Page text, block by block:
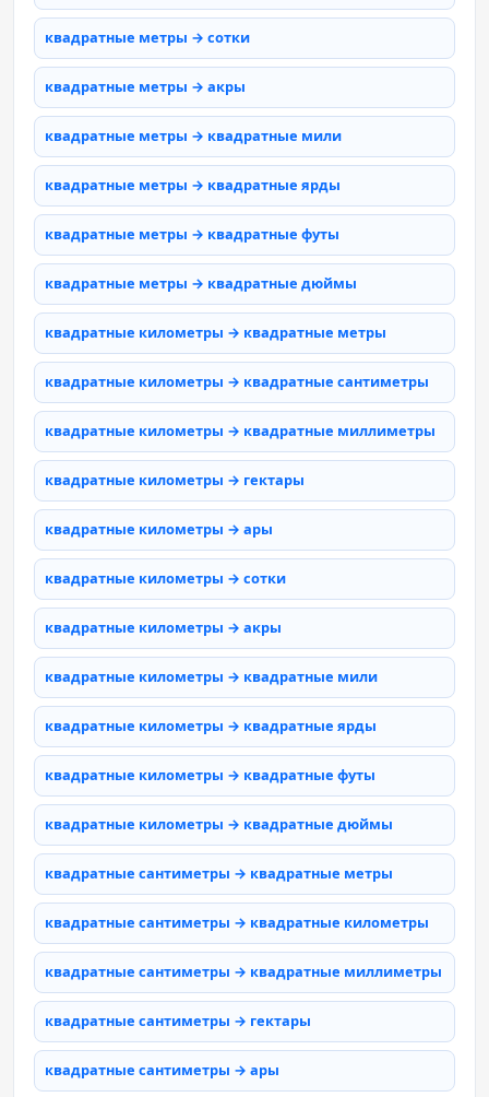
квадратные метры → сотки
квадратные метры → акры
квадратные метры → квадратные мили
квадратные метры → квадратные ярды
квадратные метры → квадратные футы
квадратные метры → квадратные дюймы
квадратные километры → квадратные метры
квадратные километры → квадратные сантиметры
квадратные километры → квадратные миллиметры
квадратные километры → гектары
квадратные километры → ары
квадратные километры → сотки
квадратные километры → акры
квадратные километры → квадратные мили
квадратные километры → квадратные ярды
квадратные километры → квадратные футы
квадратные километры → квадратные дюймы
квадратные сантиметры → квадратные метры
квадратные сантиметры → квадратные километры
квадратные сантиметры → квадратные миллиметры
квадратные сантиметры → гектары
квадратные сантиметры → ары